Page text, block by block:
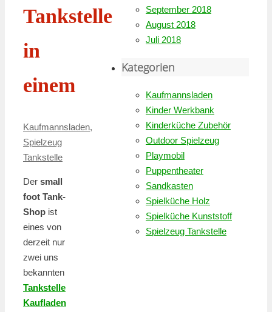
Tankstelle
in
einem
Kaufmannsladen,
Spielzeug
Tankstelle
Der small
foot Tank-
Shop ist
eines von
derzeit nur
zwei uns
bekannten
Tankstelle
Kaufladen
September 2018
August 2018
Juli 2018
Kategorien
Kaufmannsladen
Kinder Werkbank
Kinderküche Zubehör
Outdoor Spielzeug
Playmobil
Puppentheater
Sandkasten
Spielküche Holz
Spielküche Kunststoff
Spielzeug Tankstelle